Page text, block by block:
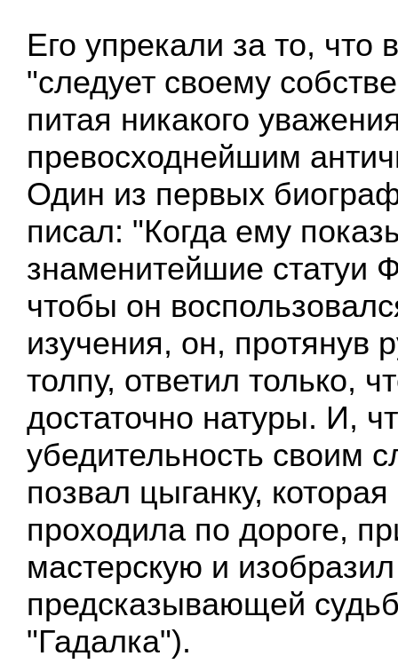
Его упрекали за то, что
"следует своему
питая никакого
превосходнейшим
Один из первых
писал: "Когда ему
знаменитейшие статуи
чтобы он
изучения, он, протянув
толпу, ответил только,
достаточно натуры. И,
убедительность своим
позвал цыганку,
проходила по дороге,
мастерскую и изобразил
предсказывающей
"Гадалка").